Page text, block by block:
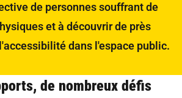
de personnes souffrant de
et à découvrir de près
dans l'espace public.
de nombreux défis